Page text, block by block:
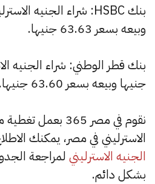
وبيعه بسعر 63.63 جنيها.
جنيها وبيعه بسعر 63.60 جنيها.
نقوم في مصر 365
الاسترليني في مصر، يمكنك
الجنيه الاسترليني لمراجعة
بشكل دائم.